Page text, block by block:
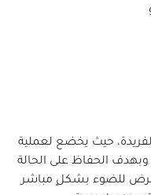
حيث يخضع لعملية
الحفاظ على الحالة
للضوء بشكلٍ مباشر